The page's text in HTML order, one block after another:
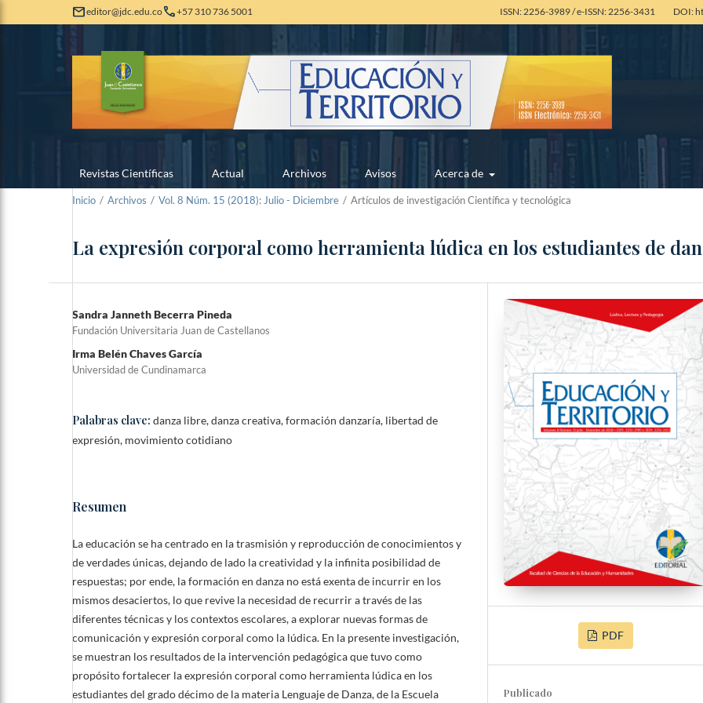
maileditor@jdc.edu.cocall+57 310 736 5001 ISSN: 2256-3989 / e-ISSN: 2256-3431 DOI:
Revistas Científicas Actual Archivos Avisos Acerca de
Inicio / Archivos / Vol. 8 Núm. 15 (2018): Julio - Diciembre / Artículos de investigación Científica y tecnológica
La expresión corporal como herramienta lúdica en los estudiantes de
Sandra Janneth Becerra Pineda
Fundación Universitaria Juan de Castellanos
Irma Belén Chaves García
Universidad de Cundinamarca
Palabras clave: danza libre, danza creativa, formación danzaría, libertad de
expresión, movimiento cotidiano
Resumen
La educación se ha centrado en la trasmisión y reproducción de conocimientos y
de verdades únicas, dejando de lado la creatividad y la infinita posibilidad de
respuestas; por ende, la formación en danza no está exenta de incurrir en los
mismos desaciertos, lo que revive la necesidad de recurrir a través de las
diferentes técnicas y los contextos escolares, a explorar nuevas formas de
comunicación y expresión corporal como la lúdica. En la presente investigación,
se muestran los resultados de la intervención pedagógica que tuvo como
propósito fortalecer la expresión corporal como herramienta lúdica en los
estudiantes del grado décimo de la materia Lenguaje de Danza, de la Escuela
PDF
Publicado